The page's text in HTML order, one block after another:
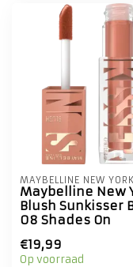
MAYBELLINE NEW YORK
Maybelline New
Blush Sunkisser
08 Shades On
€19,99
Op voorraad